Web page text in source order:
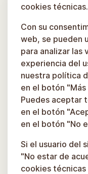
Aprende más
cookies técnicas.
Con su
web, se pueden
para analizar las
experiencia del
nuestra política
en el botón
Puedes aceptar
en el botón
en el botón "No
Si el usuario del
"No estar de
cookies técnicas